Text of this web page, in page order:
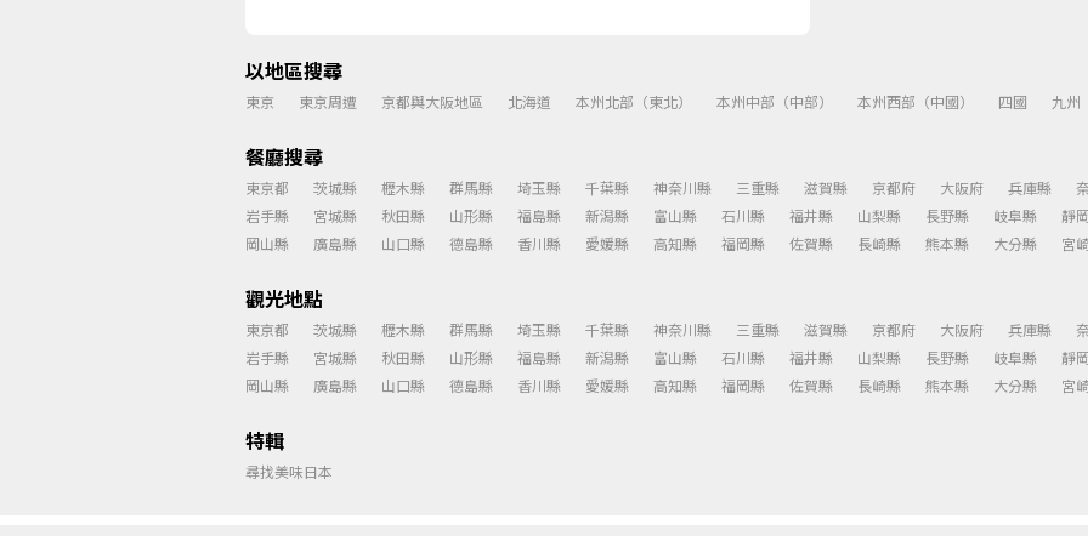
以地區搜尋
東京 東京周遭 京都與大阪地區 北海道 本州北部（東北） 本州中部（中部） 本州西部（中國） 四國 九州
餐廳搜尋
東京都 茨城縣 櫪木縣 群馬縣 埼玉縣 千葉縣 神奈川縣 三重縣 滋賀縣 京都府 大阪府 兵庫縣
岩手縣
宮城縣 秋田縣 山形縣 福島縣 新潟縣 富山縣 石川縣 福井縣 山梨縣 長野縣 岐阜縣
靜
岡山縣
廣島縣 山口縣 德島縣 香川縣 愛媛縣 高知縣 福岡縣 佐賀縣 長崎縣 熊本縣 大分縣 宮
觀光地點
東京都 茨城縣 櫪木縣 群馬縣 埼玉縣 千葉縣 神奈川縣 三重縣 滋賀縣 京都府 大阪府 兵庫縣
岩手縣
宮城縣 秋田縣 山形縣 福島縣 新潟縣 富山縣 石川縣 福井縣 山梨縣 長野縣 岐阜縣
靜
岡山縣
廣島縣 山口縣 德島縣 香川縣 愛媛縣 高知縣 福岡縣 佐賀縣 長崎縣 熊本縣 大分縣 宮
特輯
尋找美味日本